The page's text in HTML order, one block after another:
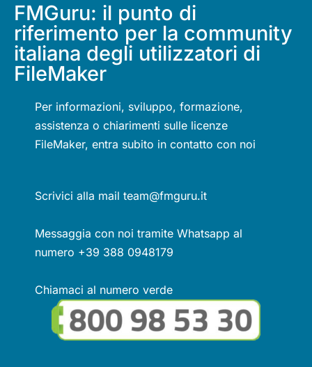
FMGuru: il punto di
riferimento per la community
italiana degli utilizzatori di
FileMaker
Per informazioni, sviluppo, formazione,
assistenza o chiarimenti sulle licenze
FileMaker, entra subito in contatto con noi
Scrivici alla mail team@fmguru.it
Messaggia con noi tramite Whatsapp al
numero +39 388 0948179
Chiamaci al numero verde